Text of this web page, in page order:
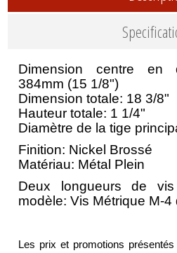
Dimension centre en
384mm (15 1/8")
Dimension totale: 18 3/8"
Hauteur totale: 1 1/4"
Diamètre de la tige
Finition: Nickel Brossé
Matériau: Métal Plein
Deux longueurs de
modèle: Vis Métrique M-4
Les prix et promotions